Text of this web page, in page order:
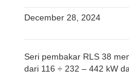
December 28, 2024
Seri pembakar RLS 38
dari 116 ÷ 232 – 442 kW